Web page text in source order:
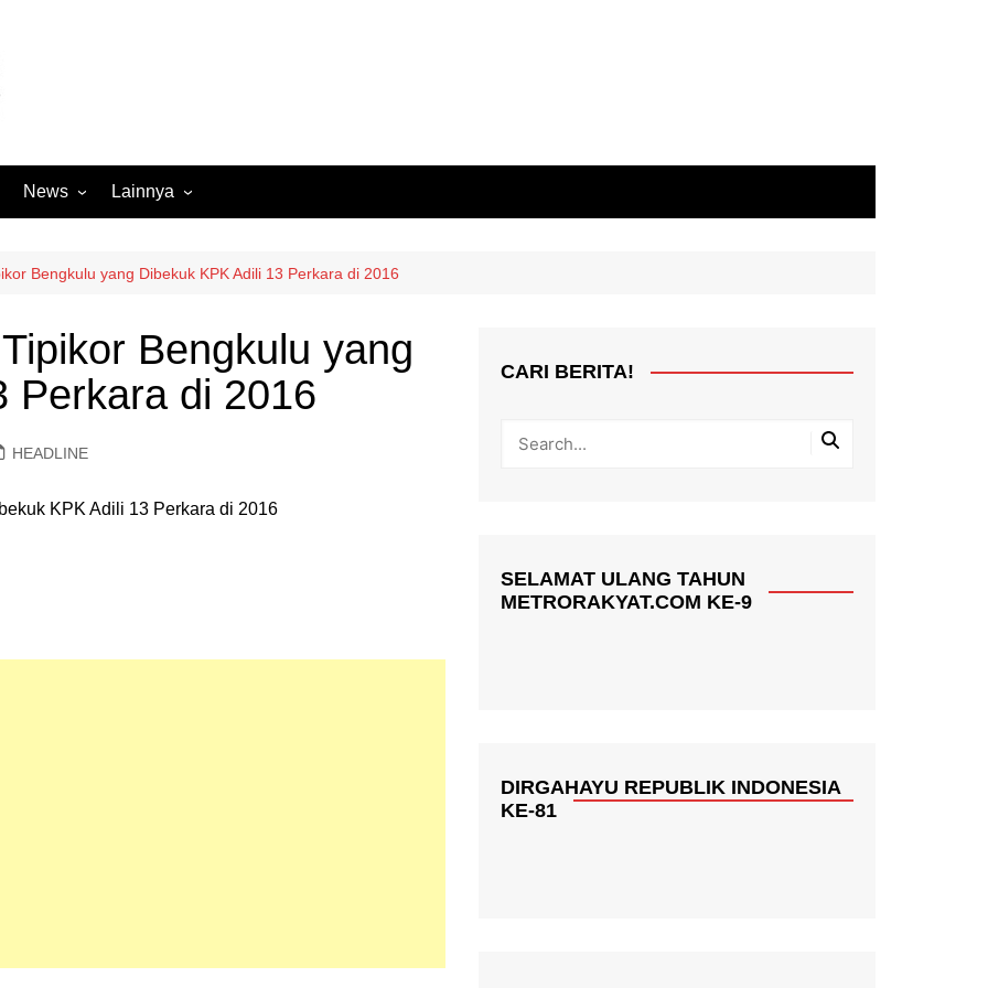
News
Internasional
Lintas Koramil – MS
Megapolitan
Ormas
Lainnya
Ekbis
Opini
Pendidikan
Bengkulu yang Dibekuk KPK Adili 13 Perkara di 2016
Bengkulu yang
Perkara di 2016
HEADLINE
CARI BERITA!
SELAMAT ULANG TAHUN
METRORAKYAT.COM KE-9
DIRGAHAYU REPUBLIK INDONESIA
KE-81